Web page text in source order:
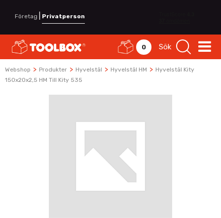
Företag Privatperson
0 Sök
Webshop > Produkter > Hyvelstål > Hyvelstål HM > Hyvelstål Kity
150x20x2,5 HM Till Kity 535